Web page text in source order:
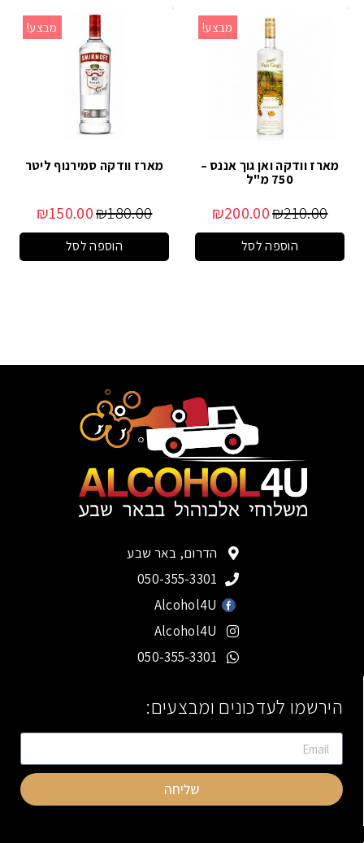
מבצע!
מארז וודקה ואן גוך אננס –
750 מ"ל
₪210.00
₪200.00
הוספה לסל
מבצע!
מארז וודקה סמירנוף ליטר
₪180.00
₪150.00
הוספה לסל
הדרום, באר שבע
050-355-3301
Alcohol4U
Alcohol4U
050-355-3301
הירשמו לעדכונים ומבצעים:
שליחה